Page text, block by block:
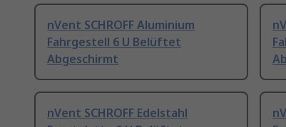
nVent SCHROFF Aluminium
Fahrgestell 6 U Belüftet
Abgeschirmt
nVent SCHROFF Edelstahl